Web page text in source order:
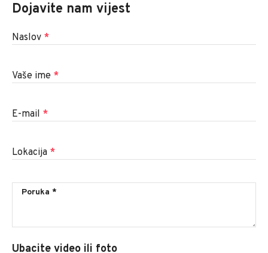
Dojavite nam vijest
Naslov *
Vaše ime *
E-mail *
Lokacija *
Ubacite video ili foto